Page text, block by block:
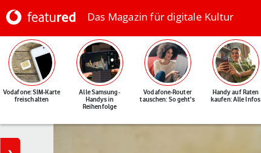
Das Magazin für digitale Kultur
Vodafone: SIM-Karte
freischalten
Alle Samsung-
Handys in
Reihenfolge
Vodafone-Router
tauschen: So geht's
Handy auf Raten
kaufen: Alle Infos